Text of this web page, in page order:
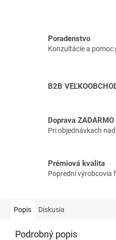
Poradenstvo
Konzultácie a pomoc
B2B
Doprava ZADARMO
Pri objednávkach
Prémiová kvalita
Poprední výrobcovia
Popis Diskusia
Podrobný popis